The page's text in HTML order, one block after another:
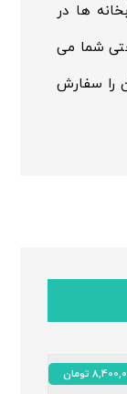
ها در
شما می
را سفارش
تومان